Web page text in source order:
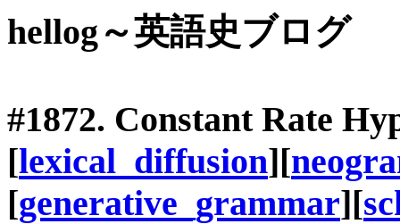
hellog～英語史ブログ
#1872. Constant Rate
[lexical_diffusion][
[generative_grammar][